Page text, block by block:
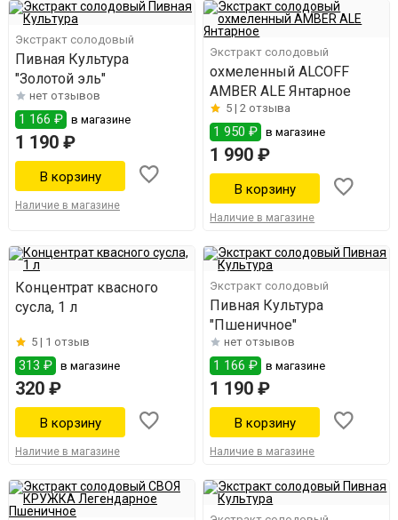
Экстракт солодовый
Пивная Культура
"Золотой эль"
нет отзывов
1 166 ₽ в магазине
1 190 ₽
Наличие в магазине
Экстракт солодовый
охмеленный ALCOFF
AMBER ALE Янтарное
5 |2 отзыва
1 950 ₽ в магазине
1 990 ₽
Наличие в магазине
Концентрат квасного
сусла, 1 л
5 | 1 отзыв
313 ₽ в магазине
320 ₽
Наличие в магазине
Экстракт солодовый
Пивная Культура
"Пшеничное"
нет отзывов
1 166 ₽ в магазине
1 190 ₽
Наличие в магазине